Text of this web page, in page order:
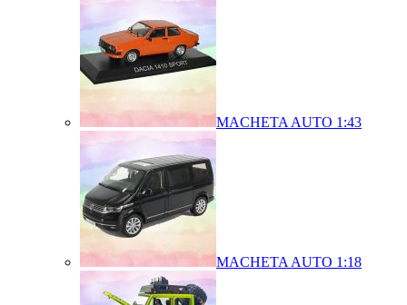
MACHETA AUTO 1:43
MACHETA AUTO 1:18